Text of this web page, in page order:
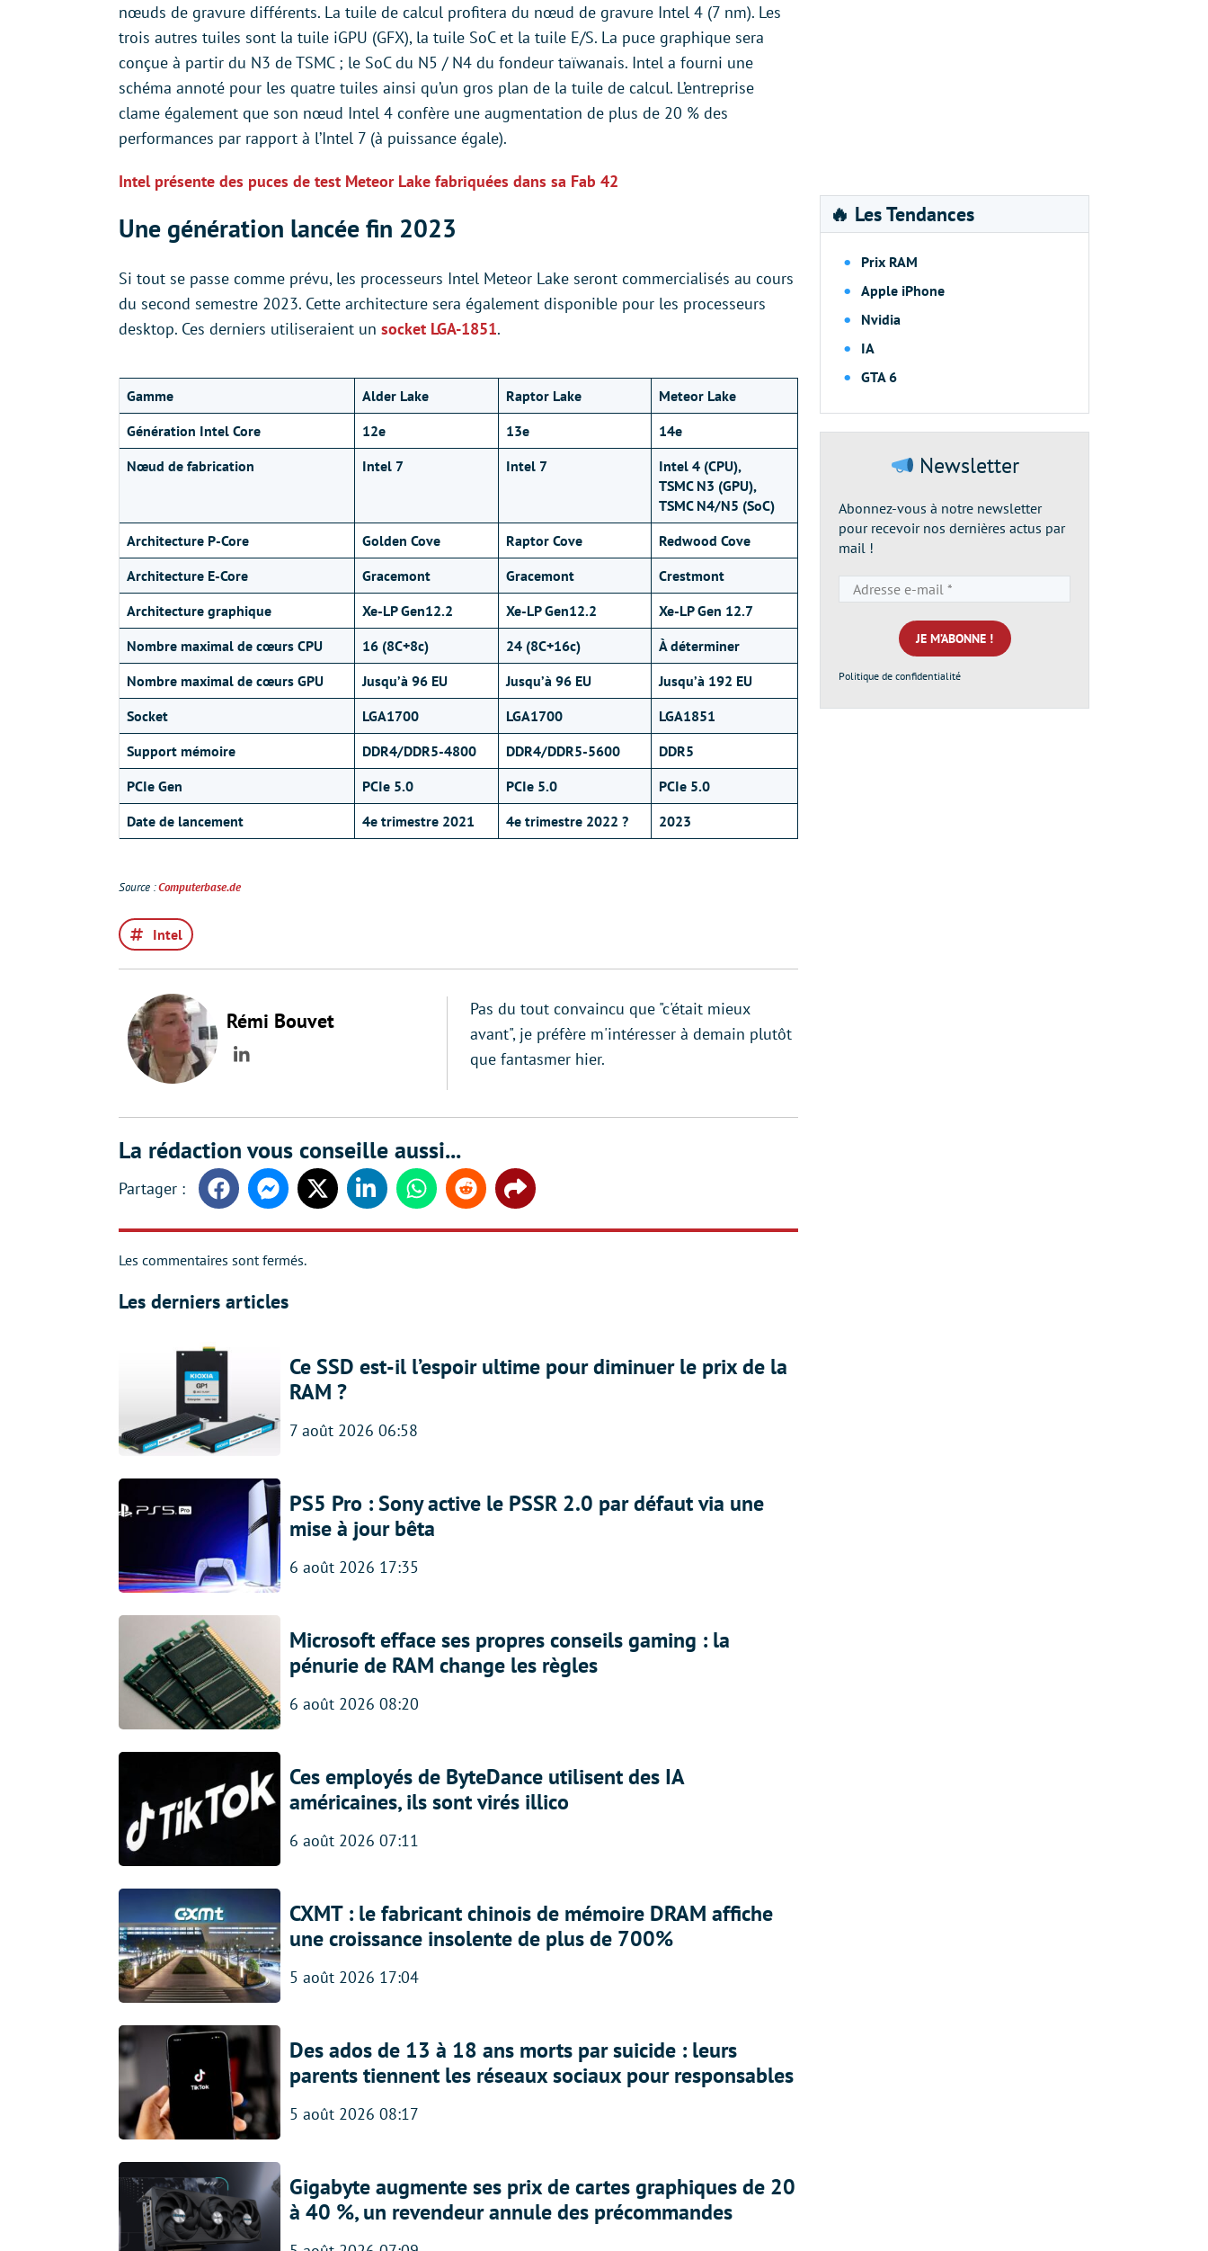
nœuds de gravure différents. La tuile de calcul profitera du nœud de gravure Intel 4 (7 nm). Les
trois autres tuiles sont la tuile iGPU (GFX), la tuile SoC et la tuile E/S. La puce graphique sera
conçue à partir du N3 de TSMC ; le SoC du N5 / N4 du fondeur taïwanais. Intel a fourni une
schéma annoté pour les quatre tuiles ainsi qu’un gros plan de la tuile de calcul. L’entreprise
clame également que son nœud Intel 4 confère une augmentation de plus de 20 % des
performances par rapport à l’Intel 7 (à puissance égale).
Intel présente des puces de test Meteor Lake fabriquées dans sa Fab 42
Une génération lancée fin 2023
Si tout se passe comme prévu, les processeurs Intel Meteor Lake seront commercialisés au cours
du second semestre 2023. Cette architecture sera également disponible pour les processeurs
desktop. Ces derniers utiliseraient un socket LGA-1851.
Gamme Alder Lake Raptor Lake
Meteor Lake
Génération Intel Core
12e 13e
14e
Nœud de fabrication
Intel 7 Intel 7
Intel 4 (CPU),
TSMC N3 (GPU),
TSMC N4/N5 (SoC)
Architecture P-Core
Golden Cove Raptor Cove
Redwood Cove
Architecture E-Core
Gracemont Gracemont
Crestmont
Architecture graphique
Xe-LP Gen12.2 Xe-LP Gen12.2
Xe-LP Gen 12.7
Nombre maximal de cœurs CPU 16 (8C+8c) 24 (8C+16c)
À déterminer
Nombre maximal de cœurs GPU Jusqu’à 96 EU Jusqu’à 96 EU
Jusqu’à 192 EU
Socket
LGA1700 LGA1700
LGA1851
Support mémoire
DDR4/DDR5-4800 DDR4/DDR5-5600
DDR5
PCIe Gen
PCIe 5.0 PCIe 5.0
PCIe 5.0
Date de lancement
4e trimestre 2021 4e trimestre 2022 ? 2023
Source :Computerbase.de
Intel
Rémi Bouvet
LinkedIn
Pas du tout convaincu que "c'était mieux
avant", je préfère m'intéresser à demain plutôt
que fantasmer hier.
La rédaction vous conseille aussi...
FacebookMessengerTwitter LinkedinWhatsappReddit Share
Les commentaires sont fermés.
Les derniers articles
Ce SSD est-il l’espoir ultime pour diminuer le prix de la
RAM ?
7 août 2026 06:58
PS5 Pro : Sony active le PSSR 2.0 par défaut via une
mise à jour bêta
6 août 2026 17:35
Microsoft efface ses propres conseils gaming : la
pénurie de RAM change les règles
6 août 2026 08:20
Ces employés de ByteDance utilisent des IA
américaines, ils sont virés illico
6 août 2026 07:11
CXMT : le fabricant chinois de mémoire DRAM affiche
une croissance insolente de plus de 700%
5 août 2026 17:04
Des ados de 13 à 18 ans morts par suicide : leurs
parents tiennent les réseaux sociaux pour responsables
5 août 2026 08:17
Gigabyte augmente ses prix de cartes graphiques de 20
à 40 %, un revendeur annule des précommandes
🔥 Les Tendances
Prix RAM
Apple iPhone
Nvidia
IA
GTA 6
Newsletter
Abonnez-vous à notre newsletter
pour recevoir nos dernières actus par
mail !
e-
mail
*
Politique de confidentialité